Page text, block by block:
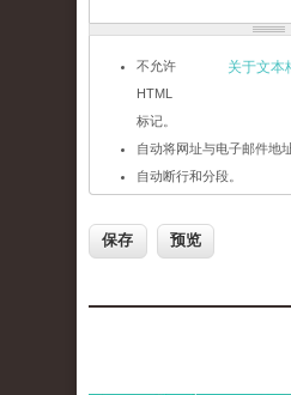
关于文本
不允许
HTML
标记。
自动将网址与电子邮件地
自动断行和分段。